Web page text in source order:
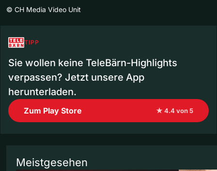
© CH Media Video Unit
TIPP
Sie wollen keine TeleBärn-Highlights
verpassen? Jetzt unsere App
herunterladen.
Zum Play Store ★ 4.4 von 5
Meistgesehen